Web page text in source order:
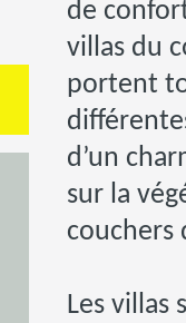
de
villas du
portent
d’un
sur la
couchers
Les villas